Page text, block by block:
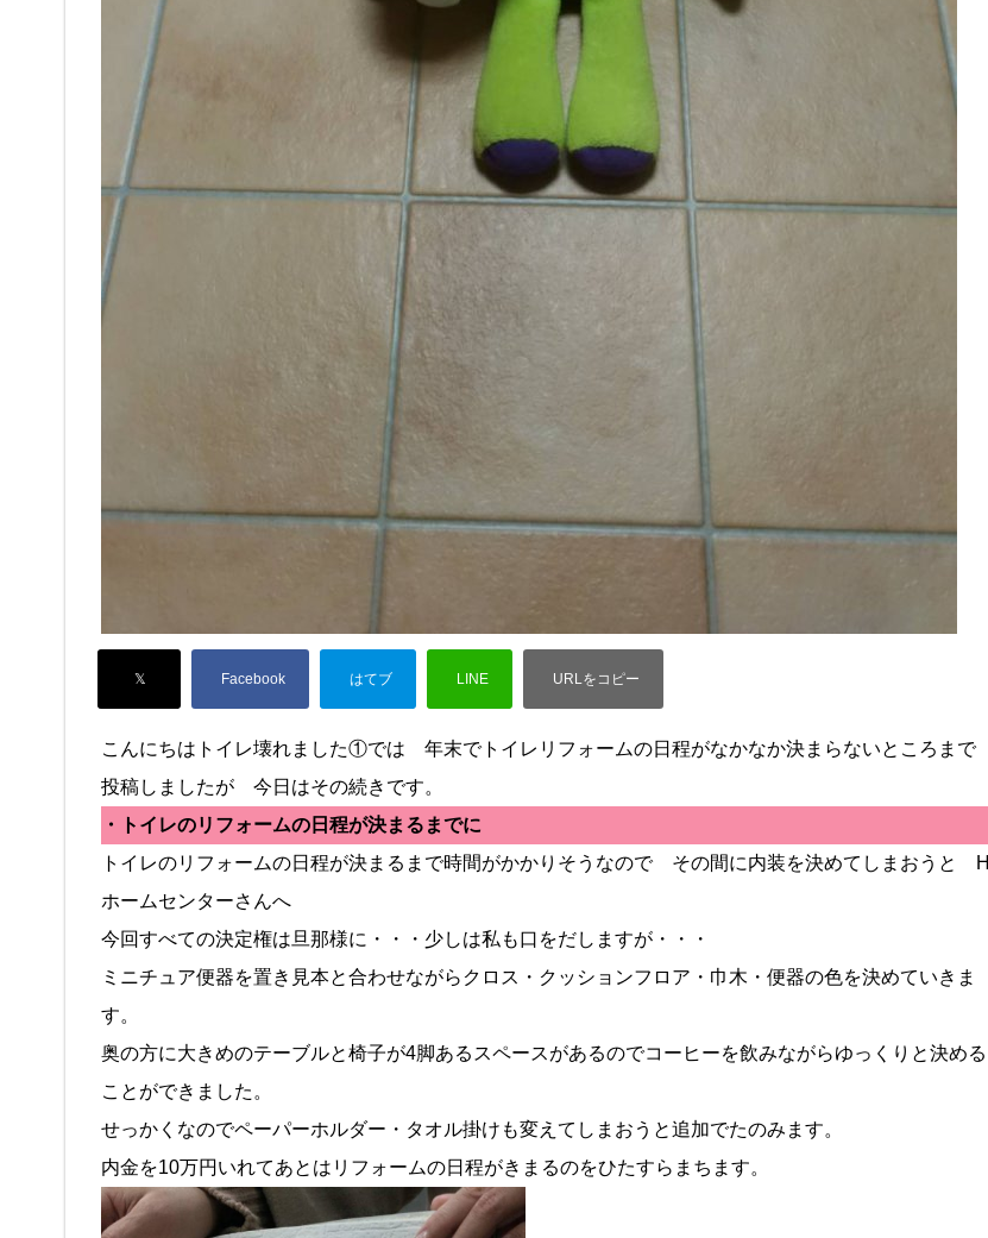
こんにちはトイレ壊れました①では 年末でトイレリフォームの日程がなかなか決まらないところまで
投稿しましたが 今日はその続きです。
・トイレのリフォームの日程が決まるまでに
トイレのリフォームの日程が決まるまで時間がかかりそうなので その間に内装を決めてしまおうと H
ホームセンターさんへ
今回すべての決定権は旦那様に・・・少しは私も口をだしますが・・・
ミニチュア便器を置き見本と合わせながらクロス・クッションフロア・巾木・便器の色を決めていきま
す。
奥の方に大きめのテーブルと椅子が4脚あるスペースがあるのでコーヒーを飲みながらゆっくりと決める
ことができました。
せっかくなのでペーパーホルダー・タオル掛けも変えてしまおうと追加でたのみます。
内金を10万円いれてあとはリフォームの日程がきまるのをひたすらまちます。